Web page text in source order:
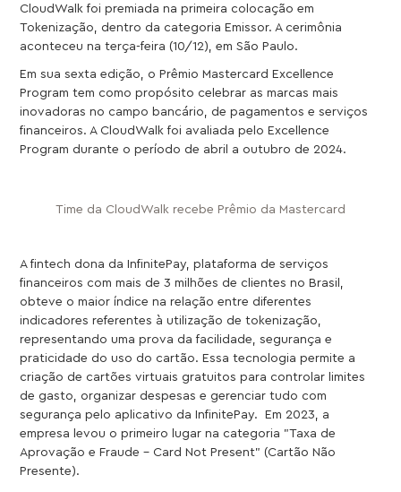
CloudWalk foi premiada na primeira colocação em
Tokenização, dentro da categoria Emissor. A cerimônia
aconteceu na terça-feira (10/12), em São Paulo.
Em sua sexta edição, o Prêmio Mastercard Excellence
Program tem como propósito celebrar as marcas mais
inovadoras no campo bancário, de pagamentos e serviços
financeiros. A CloudWalk foi avaliada pelo Excellence
Program durante o período de abril a outubro de 2024.
Time da CloudWalk recebe Prêmio da Mastercard
A fintech dona da InfinitePay, plataforma de serviços
financeiros com mais de 3 milhões de clientes no Brasil,
obteve o maior índice na relação entre diferentes
indicadores referentes à utilização de tokenização,
representando uma prova da facilidade, segurança e
praticidade do uso do cartão. Essa tecnologia permite a
criação de cartões virtuais gratuitos para controlar limites
de gasto, organizar despesas e gerenciar tudo com
segurança pelo aplicativo da InfinitePay. Em 2023, a
empresa levou o primeiro lugar na categoria "Taxa de
Aprovação e Fraude - Card Not Present" (Cartão Não
Presente).